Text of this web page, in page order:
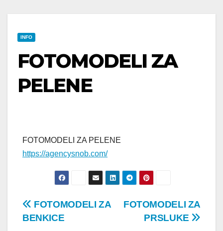
INFO
FOTOMODELI ZA
PELENE
FOTOMODELI ZA PELENE
https://agencysnob.com/
Post
FOTOMODELI ZA
PRSLUKE
FOTOMODELI ZA
BENKICE